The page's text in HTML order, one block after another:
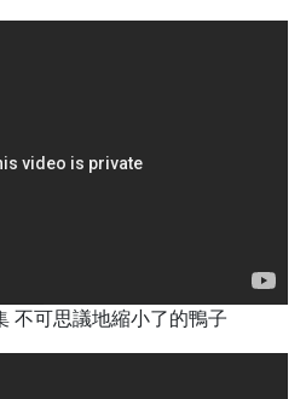
不可思議地縮小了的鴨子